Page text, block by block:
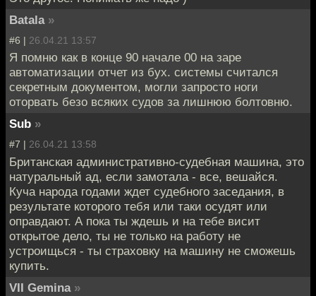
Batala »
#6 | 26.04.21 13:57
Я помню как в конце 90 начале 00 на заре
автоматизации отчет из бух. системы считался
секретным документом, могли запросто ноги
оторвать безо всяких судов за лишнюю болтовню.
Sub »
#7 | 26.04.21 13:58
Британская административно-судебная машина, это
натуральный ад, если замотала - все, вешайся.
Куча народа годами ждет судебного заседания, в
результате которого тебя или таки осудят или
оправдают. А пока ты ждешь и на тебе висит
открытое дело, ты не только на работу не
устроищься - ты страховку на машину не сможешь
купить.
VII Gemina »